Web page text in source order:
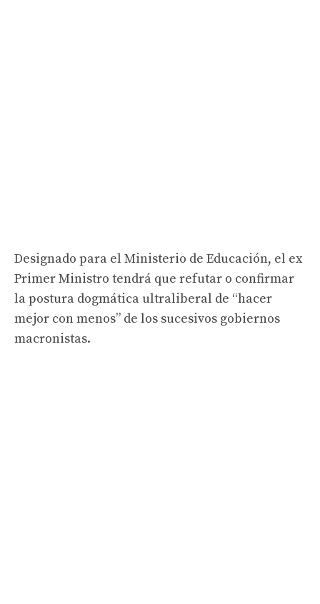
Designado para el Ministerio de Educación, el ex
Primer Ministro tendrá que refutar o confirmar
la postura dogmática ultraliberal de “hacer
mejor con menos” de los sucesivos gobiernos
macronistas.